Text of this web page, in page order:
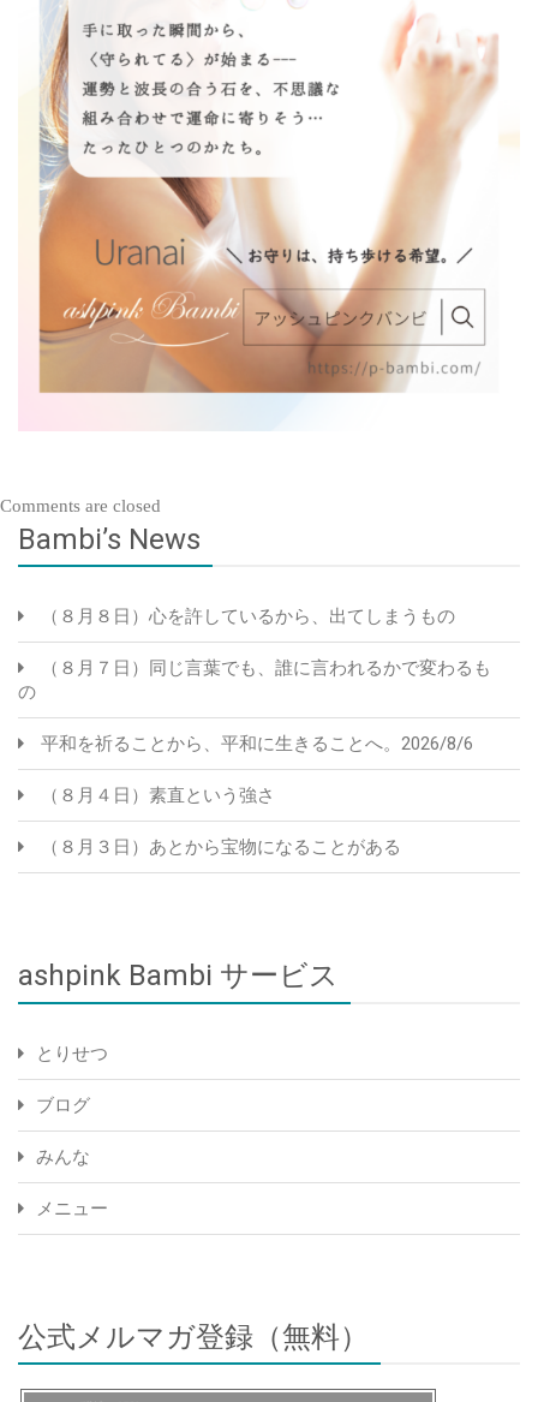
Comments are closed
Bambi’s News
（８月８日）心を許しているから、出てしまうもの
（８月７日）同じ言葉でも、誰に言われるかで変わるも
の
平和を祈ることから、平和に生きることへ。2026/8/6
（８月４日）素直という強さ
（８月３日）あとから宝物になることがある
ashpink Bambi サービス
とりせつ
ブログ
みんな
メニュー
公式メルマガ登録（無料）